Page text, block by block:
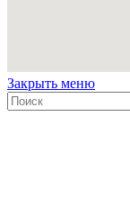
Закрыть меню